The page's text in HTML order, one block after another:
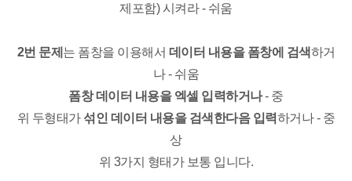
제포함) 시켜라 - 쉬움
2번 문제 는 폼창을 이용해서 데이터 내용을 폼창에 검색하거
나 - 쉬움
폼창 데이터 내용을 엑셀 입력하거나- 중
위 두형태가 섞인 데이터 내용을 검색한다음 입력하거나 - 중
상
위 3가지 형태가 보통 입니다.